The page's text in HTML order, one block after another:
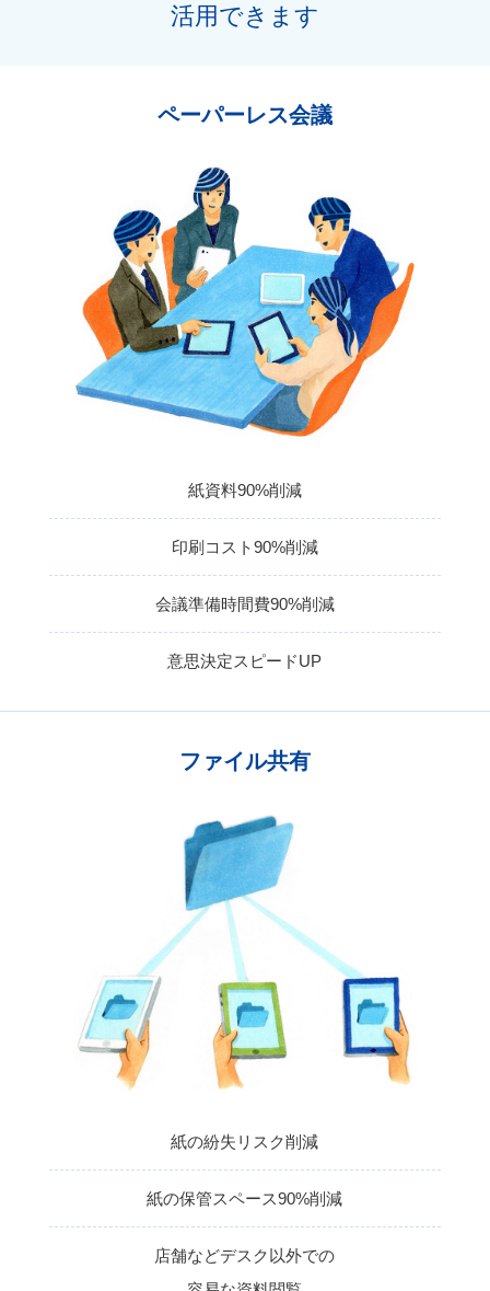
活用できます
ペーパーレス会議
紙資料90%削減
印刷コスト90%削減
会議準備時間費90%削減
意思決定スピードUP
ファイル共有
紙の紛失リスク削減
紙の保管スペース90%削減
店舗などデスク以外での